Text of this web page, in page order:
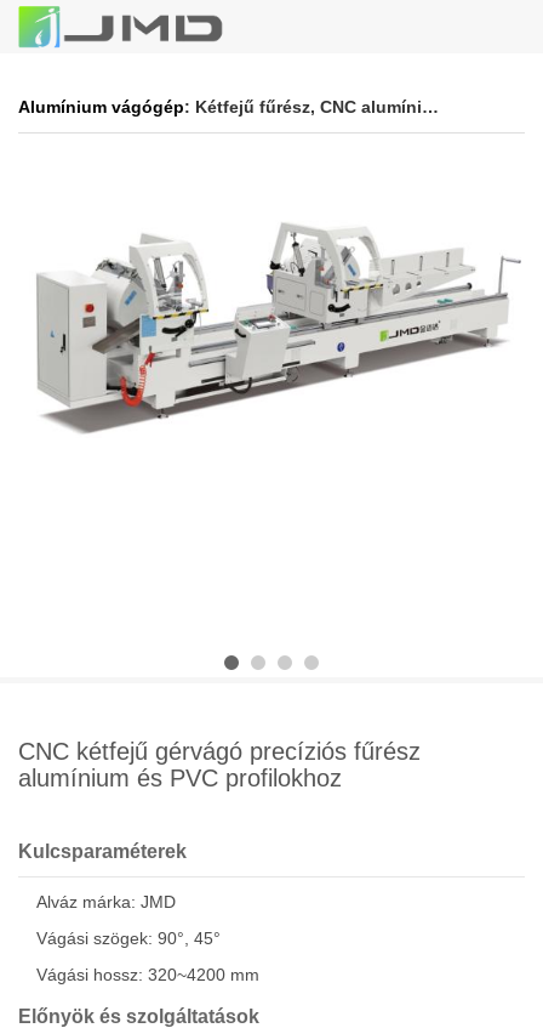
Alumínium vágógép: Kétfejű fűrész, CNC alumínium kétfejű gérvágó fűrész
CNC kétfejű gérvágó precíziós fűrész
alumínium és PVC profilokhoz
Kulcsparaméterek
Alváz márka: JMD
Vágási szögek: 90°, 45°
Vágási hossz: 320~4200 mm
Előnyök és szolgáltatások